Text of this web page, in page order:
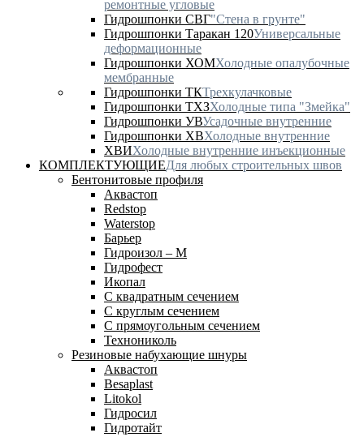
ремонтные угловые
Гидрошпонки СВГ"Стена в грунте"
Гидрошпонки Таракан 120Универсальные
деформационные
Гидрошпонки ХОМХолодные опалубочные
мембранные
Гидрошпонки ТКТрехкулачковые
Гидрошпонки ТХЗХолодные типа "Змейка"
Гидрошпонки УВУсадочные внутренние
Гидрошпонки ХВХолодные внутренние
ХВИХолодные внутренние инъекционные
КОМПЛЕКТУЮЩИЕДля любых строительных швов
Бентонитовые профиля
Аквастоп
Redstop
Waterstop
Барьер
Гидроизол – М
Гидрофест
Икопал
С квадратным сечением
С круглым сечением
С прямоугольным сечением
Технониколь
Резиновые набухающие шнуры
Аквастоп
Besaplast
Litokol
Гидросил
Гидротайт